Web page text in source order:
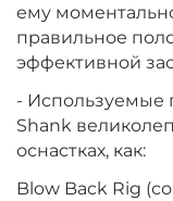
ему
правильное
эффективной
- Используемые
Shank
оснастках, как:
Blow Back Rig